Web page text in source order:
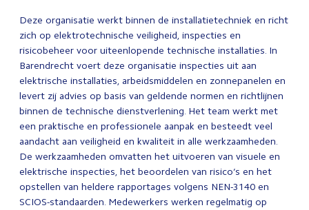
Deze organisatie werkt binnen de installatietechniek en richt
zich op elektrotechnische veiligheid, inspecties en
risicobeheer voor uiteenlopende technische installaties. In
Barendrecht voert deze organisatie inspecties uit aan
elektrische installaties, arbeidsmiddelen en zonnepanelen en
levert zij advies op basis van geldende normen en richtlijnen
binnen de technische dienstverlening. Het team werkt met
een praktische en professionele aanpak en besteedt veel
aandacht aan veiligheid en kwaliteit in alle werkzaamheden.
De werkzaamheden omvatten het uitvoeren van visuele en
elektrische inspecties, het beoordelen van risico’s en het
opstellen van heldere rapportages volgens NEN-3140 en
SCIOS-standaarden. Medewerkers werken regelmatig op